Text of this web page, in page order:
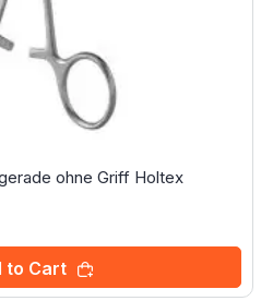
ohne Griff Holtex
to Cart